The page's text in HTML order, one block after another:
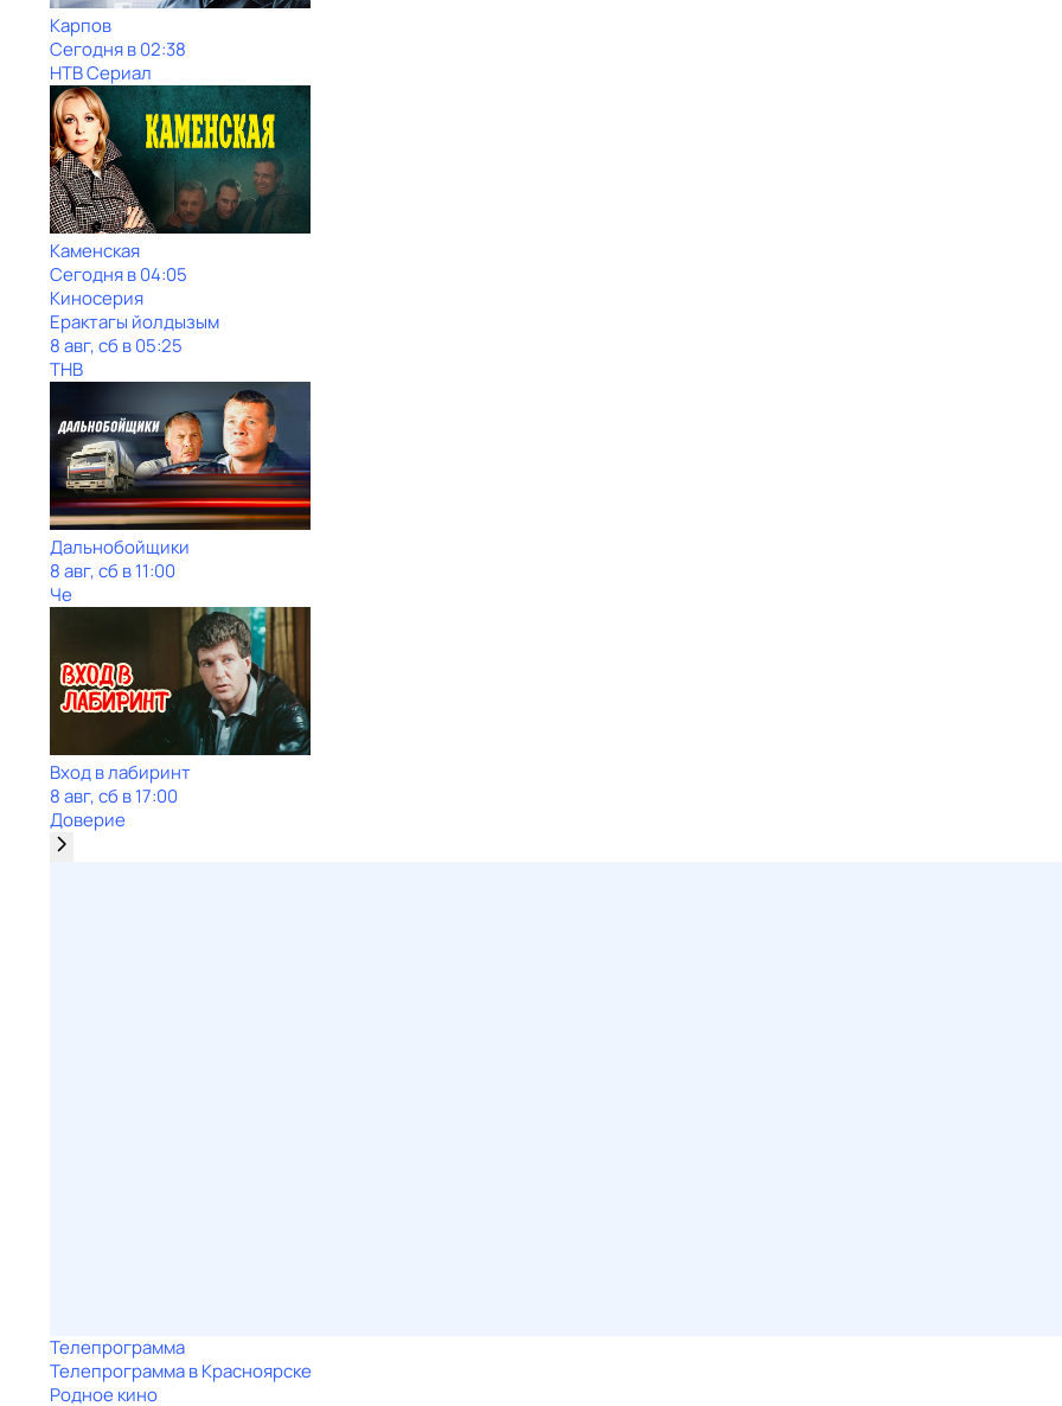
Карпов
Сегодня в 02:38
НТВ Сериал
Каменская
Сегодня в 04:05
Киносерия
Ерактагы йолдызым
8 авг, сб в 05:25
ТНВ
Дальнобойщики
8 авг, сб в 11:00
Че
Вход в лабиринт
8 авг, сб в 17:00
Доверие
Телепрограмма
Телепрограмма в Красноярске
Родное кино